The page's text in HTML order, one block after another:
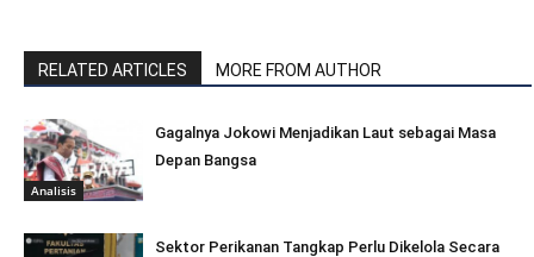
RELATED ARTICLES MORE FROM AUTHOR
Analisis
Gagalnya Jokowi Menjadikan Laut sebagai Masa
Depan Bangsa
Sektor Perikanan Tangkap Perlu Dikelola Secara